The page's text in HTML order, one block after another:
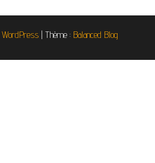
WordPress | Thème : Balanced Blog